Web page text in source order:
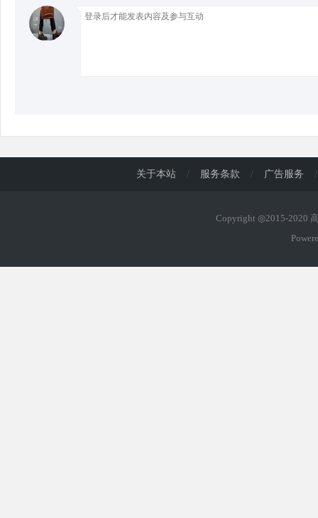
关于本站 / 服务条款 / 广告服务 /
Copyright ◎2015-2020